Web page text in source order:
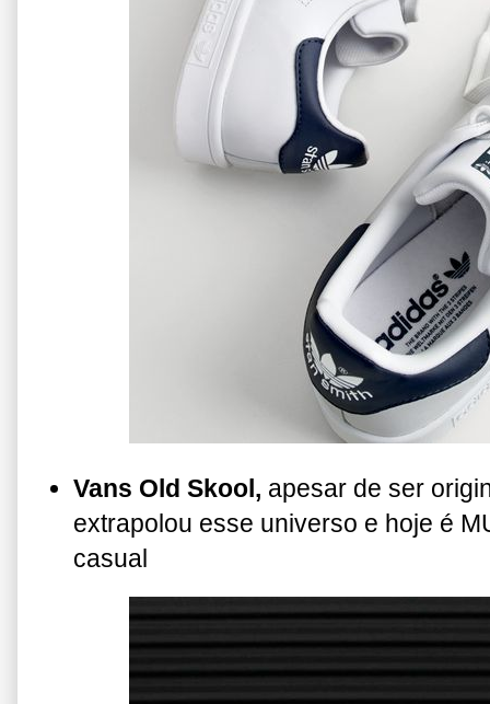
Vans Old Skool, apesar de ser
extrapolou esse universo e hoje é
casual